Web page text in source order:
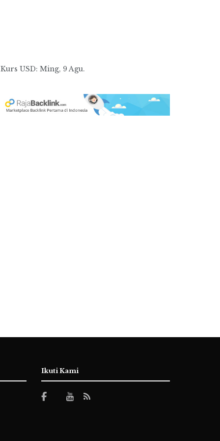
Kurs USD: Ming, 9 Agu.
Ikuti Kami